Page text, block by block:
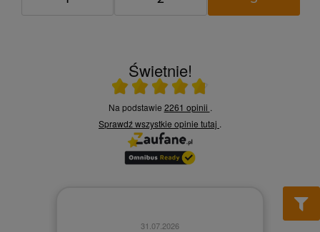
Świetnie!
Ocena średnia 4.8 na 5
Na podstawie 2261 opinii .
Sprawdź wszystkie opinie tutaj .
31.07.2026